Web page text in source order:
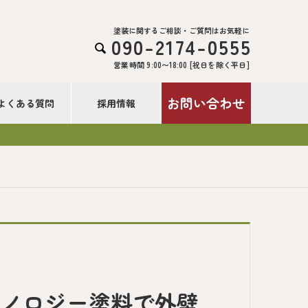

塗装に関するご相談・ご質問はお気軽に
090-2174-0555
営業時間 9:00〜18:00 [祝日を除く平日]
くある質問 採用情報 お問い合わせ